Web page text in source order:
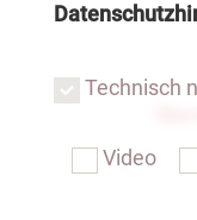
Technisch
Video